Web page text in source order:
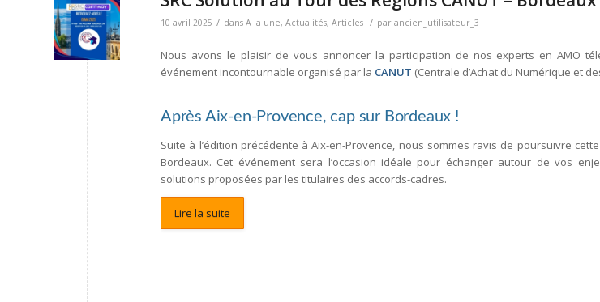
10 avril 2025 / dans A la une, Actualités, Articles / par ancien_utilisateur_3
Nous avons le plaisir de vous annoncer la participation de nos experts en AMO
événement incontournable organisé par la CANUT (Centrale d’Achat du Numérique et
Après Aix-en-Provence, cap sur Bordeaux !
Suite à l’édition précédente à Aix-en-Provence, nous sommes ravis de poursuivre
Bordeaux. Cet événement sera l’occasion idéale pour échanger autour de vos
solutions proposées par les titulaires des accords-cadres.
Lire la suite